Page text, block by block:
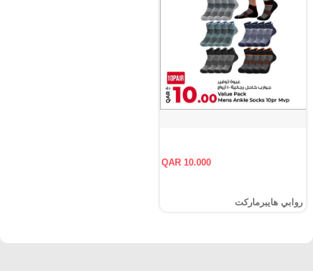
QAR 10.000
روابي هايبرماركت